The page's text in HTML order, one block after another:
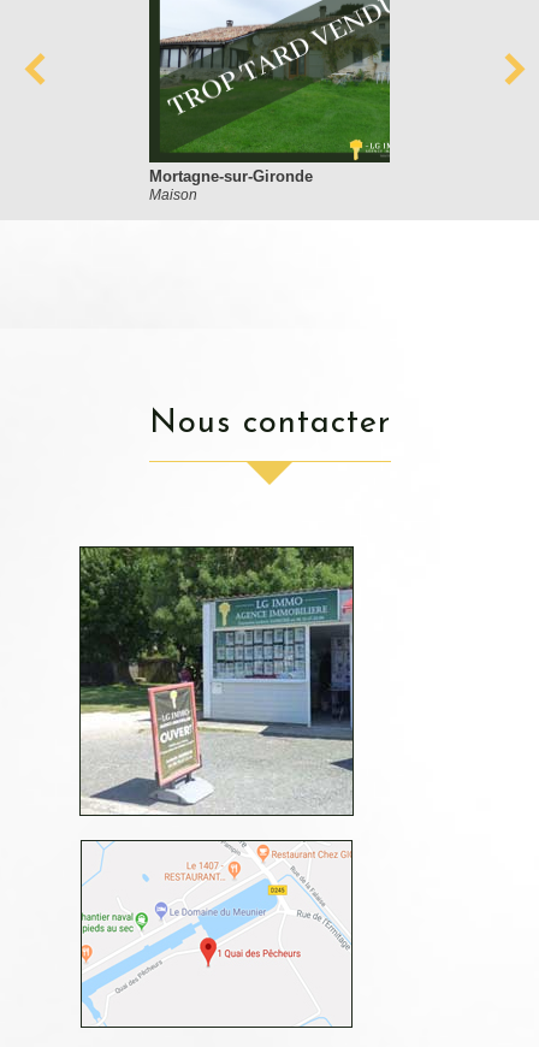
Mortagne-sur-Gironde
Maison
nous contacter